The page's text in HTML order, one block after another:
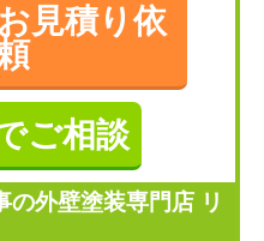
お見積り依
ご相談
の外壁塗装専門店 リ